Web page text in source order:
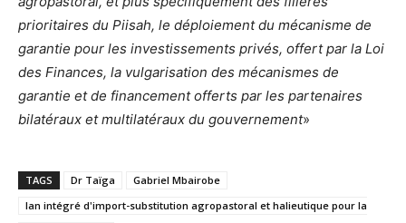
prioritaires du Piisah, le déploiement du mécanisme de
garantie pour les investissements privés, offert par la Loi
des Finances, la vulgarisation des mécanismes de
garantie et de financement offerts par les partenaires
bilatéraux et multilatéraux du gouvernement»
TAGS Dr Taïga
Gabriel Mbairobe
lan intégré d'import-substitution agropastoral et halieutique pour la